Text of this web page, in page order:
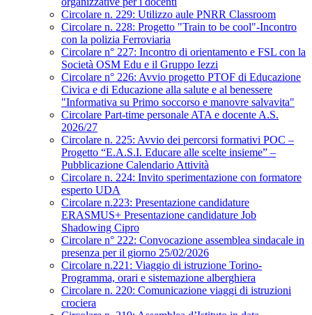
Circolare n. 229: Utilizzo aule PNRR Classroom
Circolare n. 228: Progetto "Train to be cool"-Incontro
con la polizia Ferroviaria
Circolare n° 227: Incontro di orientamento e FSL con la
Società OSM Edu e il Gruppo Iezzi
Circolare n° 226: Avvio progetto PTOF di Educazione
Civica e di Educazione alla salute e al benessere
"Informativa su Primo soccorso e manovre salvavita"
Circolare Part-time personale ATA e docente A.S.
2026/27
Circolare n. 225: Avvio dei percorsi formativi POC –
Progetto “E.A.S.I. Educare alle scelte insieme” –
Pubblicazione Calendario Attività
Circolare n. 224: Invito sperimentazione con formatore
esperto UDA
Circolare n.223: Presentazione candidature
ERASMUS+ Presentazione candidature Job
Shadowing Cipro
Circolare n° 222: Convocazione assemblea sindacale in
presenza per il giorno 25/02/2026
Circolare n.221: Viaggio di istruzione Torino-
Programma, orari e sistemazione alberghiera
Circolare n. 220: Comunicazione viaggi di istruzioni
crociera